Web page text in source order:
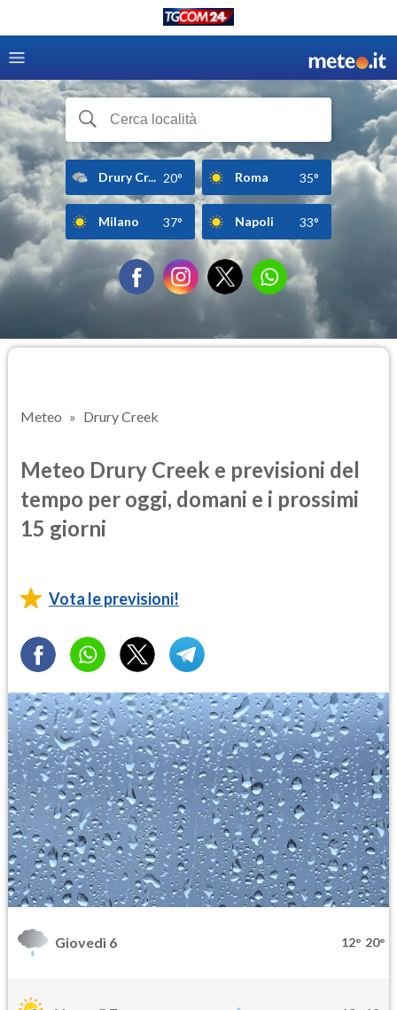
Drury Cr... 20° Roma 35°
Milano 37° Napoli 33°
Meteo Drury Creek
Meteo Drury Creek e previsioni del
tempo per oggi, domani e i prossimi
15 giorni
Vota le previsioni!
Giovedì 6 12° 20°